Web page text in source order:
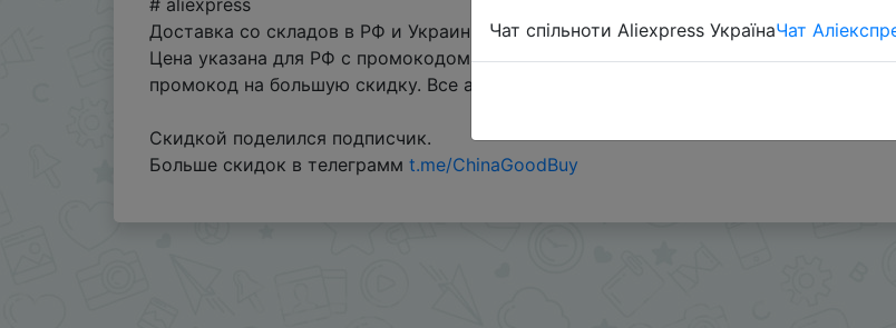
Доставка со складов в РФ и Украины!
Цена указана для РФ с промокодом 2/18, для Украины использовать промокод 4/
промокод на большую скидку. Все актуальные промокоды:
t.me/chinagoodbuy/
Скидкой поделился подписчик.
Больше скидок в телеграмм t.me/ChinaGoodBuy
Чат спільноти Aliexpress УкраїнаЧат